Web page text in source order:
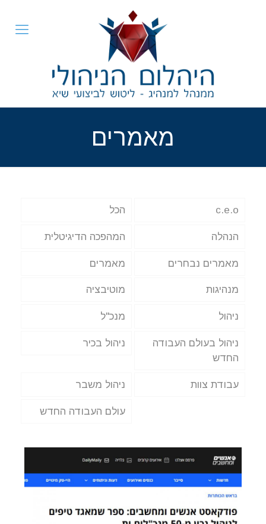
מאמרים
הכל c.e.o
המהפכה הדיגיטלית הנהלה
מאמרים מאמרים נבחרים
מוטיבציה מנהיגות
מנכ"ל ניהול
ניהול בכיר
ניהול בעולם העבודה
החדש
ניהול משבר עבודת צוות
עולם העבודה החדש